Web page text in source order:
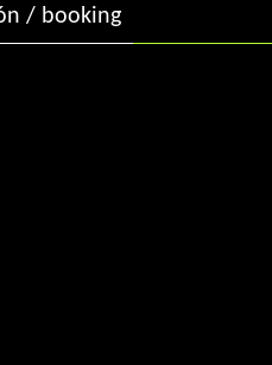
/ booking